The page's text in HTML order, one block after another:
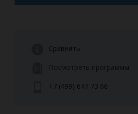
Сравнить
Посмотреть программы
+7 (499) 647 73 66